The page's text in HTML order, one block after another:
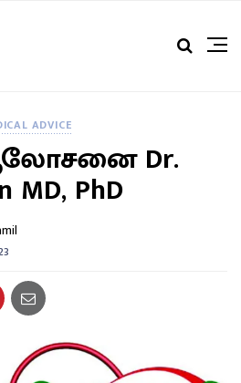
ADVICE
Dr.
MD, PhD